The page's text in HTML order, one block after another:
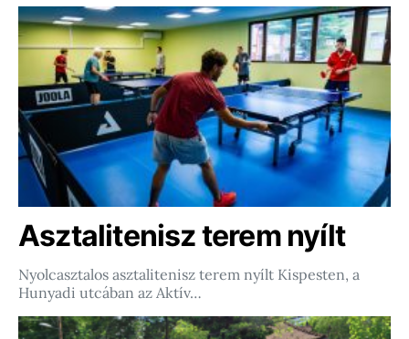
Asztalitenisz terem nyílt
Nyolcasztalos asztalitenisz terem nyílt Kispesten, a
Hunyadi utcában az Aktív…